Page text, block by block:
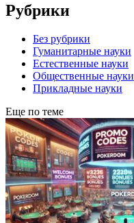
Рубрики
Без рубрики
Гуманитарные науки
Естественные науки
Общественные науки
Прикладные науки
Еще по теме